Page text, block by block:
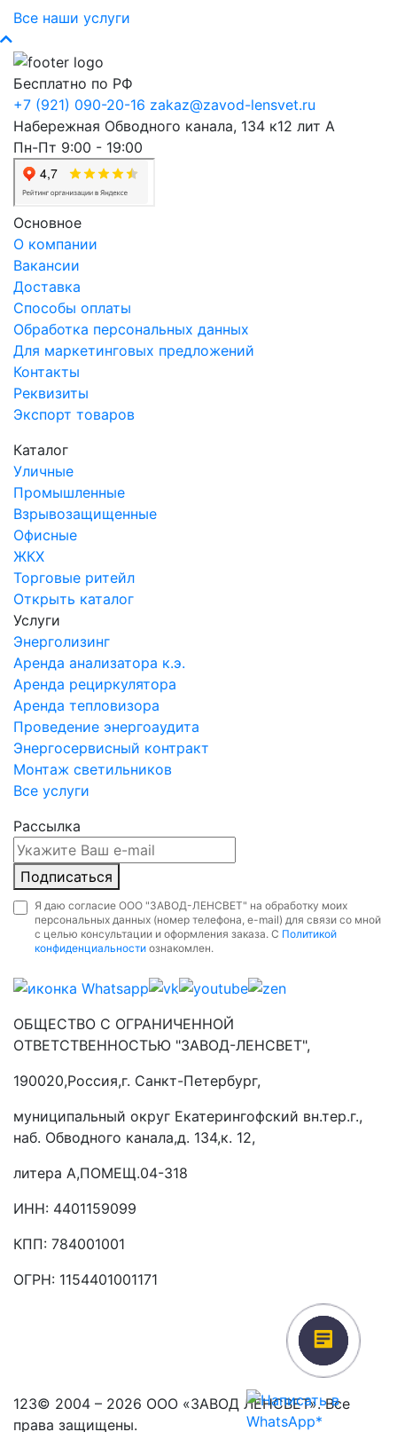
Все наши услуги
Бесплатно по РФ
+7 (921) 090-20-16 zakaz@zavod-lensvet.ru
Набережная Обводного канала, 134 к12 лит А
Пн-Пт 9:00 - 19:00
Основное
О компании
Вакансии
Доставка
Способы оплаты
Обработка персональных данных
Для маркетинговых предложений
Контакты
Реквизиты
Экспорт товаров
Каталог
Уличные
Промышленные
Взрывозащищенные
Офисные
ЖКХ
Торговые ритейл
Открыть каталог
Услуги
Энерголизинг
Аренда анализатора к.э.
Аренда рециркулятора
Аренда тепловизора
Проведение энергоаудита
Энергосервисный контракт
Монтаж светильников
Все услуги
Рассылка
Подписаться
Я даю согласие ООО "ЗАВОД-ЛЕНСВЕТ" на обработку моих
персональных данных (номер телефона, e-mail) для связи со мной
с целью консультации и оформления заказа. С Политикой
конфиденциальности ознакомлен.
ОБЩЕСТВО С ОГРАНИЧЕННОЙ
ОТВЕТСТВЕННОСТЬЮ "ЗАВОД-ЛЕНСВЕТ",
190020,Россия,г. Санкт-Петербург,
муниципальный округ Екатерингофский вн.тер.г.,
наб. Обводного канала,д. 134,к. 12,
литера А,ПОМЕЩ.04-318
ИНН: 4401159099
КПП: 784001001
ОГРН: 1154401001171
* WhatsApp принадлежит компании Meta Platforms Inc., признанной
экстремистской организацией. Деятельность Meta запрещена на
территории Российской Федерации (решение Тверского районного суда г.
123© 2004 – 2026 ООО «ЗАВОД ЛЕНСВЕТ». Все
права защищены.